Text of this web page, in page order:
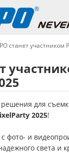
станет участником
для
2025!
фото- и
света и